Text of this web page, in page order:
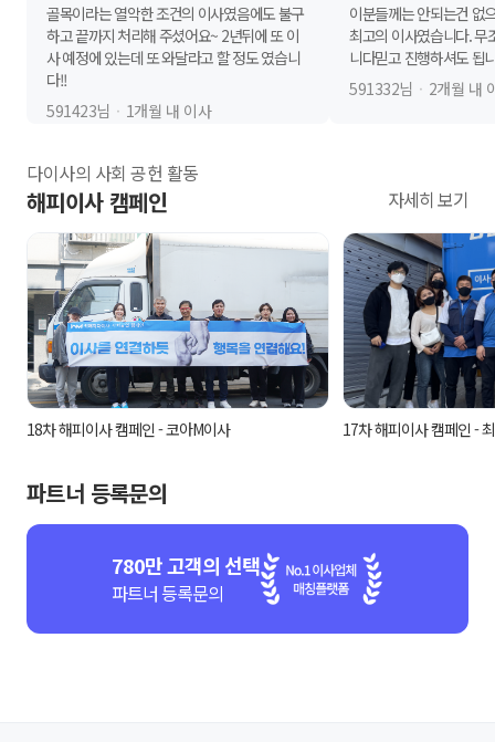
골목이라는 열악한 조건의 이사였음에도 불구
하고 끝까지 처리해 주셨어요~ 2년뒤에 또 이
사 예정에 있는데 또 와달라고 할 정도 였습니
다!!
591423님 · 1개월 내 이사
이분들께는 안되는건 없
최고의 이사였습니다. 무
니다믿고 진행하셔도 됩
591332님 · 2개월 내
다이사의 사회 공헌 활동
해피이사 캠페인 자세히 보기
18차 해피이사 캠페인 - 코아M이사 17차 해피이사 캠페인 -
파트너 등록문의
780만 고객의 선택
파트너 등록문의